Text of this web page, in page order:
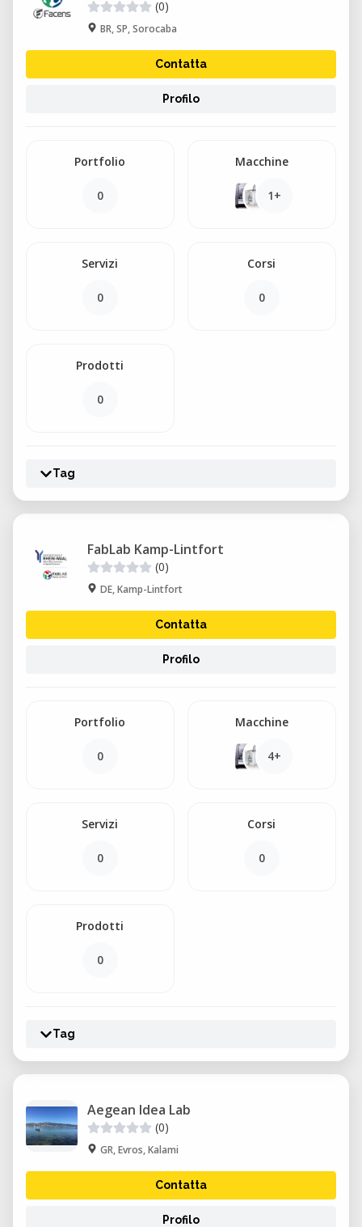
(0)
BR, SP, Sorocaba
Contatta
Profilo
Portfolio
0
Macchine
1+
Servizi
0
Corsi
0
Prodotti
0
Tag
FabLab Kamp-Lintfort
(0)
DE, Kamp-Lintfort
Contatta
Profilo
Portfolio
0
Macchine
4+
Servizi
0
Corsi
0
Prodotti
0
Tag
Aegean Idea Lab
(0)
GR, Evros, Kalami
Contatta
Profilo